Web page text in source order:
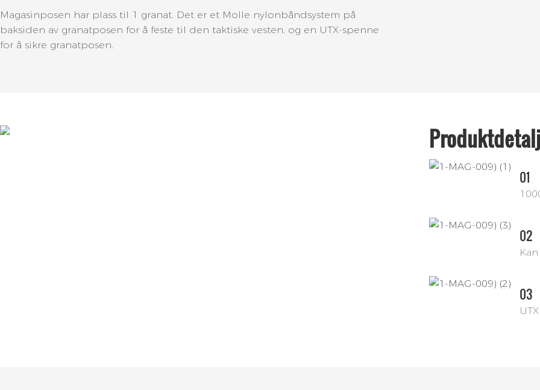
Magasinposen har plass til 1 granat. Det er et Molle nylonbåndsystem på
baksiden av granatposen for å feste til den taktiske vesten, og en UTX-spenne
for å sikre granatposen.
01
02
03